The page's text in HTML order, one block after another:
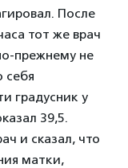
После
тот же врач
прежнему не
себя
градусник у
39,5.
и сказал, что
матки,